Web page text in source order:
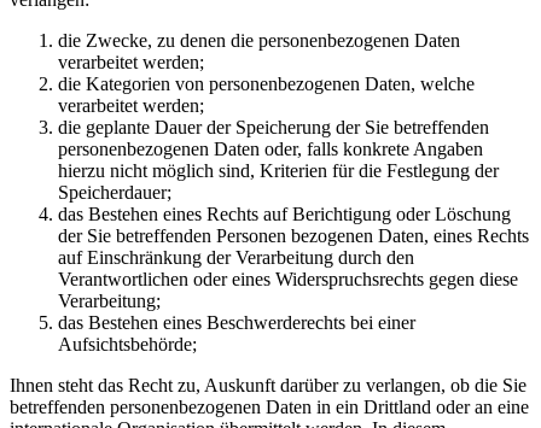
die Zwecke, zu denen die personenbezogenen Daten
verarbeitet werden;
die Kategorien von personenbezogenen Daten, welche
verarbeitet werden;
die geplante Dauer der Speicherung der Sie betreffenden
personenbezogenen Daten oder, falls konkrete Angaben
hierzu nicht möglich sind, Kriterien für die Festlegung der
Speicherdauer;
das Bestehen eines Rechts auf Berichtigung oder Löschung
der Sie betreffenden Personen bezogenen Daten, eines Rechts
auf Einschränkung der Verarbeitung durch den
Verantwortlichen oder eines Widerspruchsrechts gegen diese
Verarbeitung;
das Bestehen eines Beschwerderechts bei einer
Aufsichtsbehörde;
Ihnen steht das Recht zu, Auskunft darüber zu verlangen, ob die Sie
betreffenden personenbezogenen Daten in ein Drittland oder an eine